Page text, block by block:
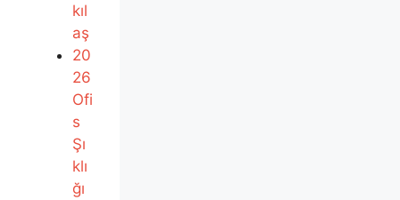
kıl
aş
20
26
Ofi
s
Şı
klı
ğı